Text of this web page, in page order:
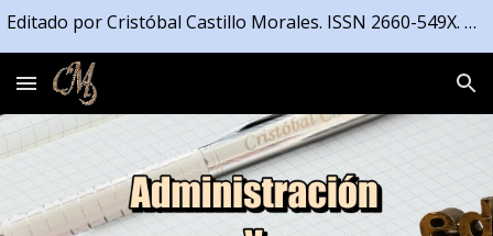
Editado por Cristóbal Castillo Morales. ISSN 2660-549X. Registrado en la Propiedad Intelectual de la Junta de Andalucía número 04/2021/4191